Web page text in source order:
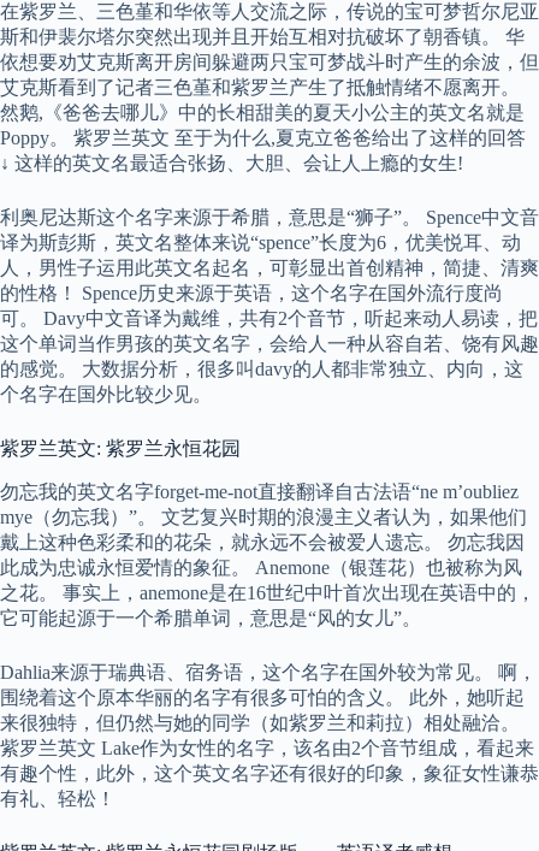
在紫罗兰、三色堇和华依等人交流之际，传说的宝可梦哲尔尼亚
斯和伊裴尔塔尔突然出现并且开始互相对抗破坏了朝香镇。 华
依想要劝艾克斯离开房间躲避两只宝可梦战斗时产生的余波，但
艾克斯看到了记者三色堇和紫罗兰产生了抵触情绪不愿离开。
然鹅,《爸爸去哪儿》中的长相甜美的夏天小公主的英文名就是
Poppy。 紫罗兰英文 至于为什么,夏克立爸爸给出了这样的回答
↓ 这样的英文名最适合张扬、大胆、会让人上瘾的女生!
利奥尼达斯这个名字来源于希腊，意思是“狮子”。 Spence中文音
译为斯彭斯，英文名整体来说“spence”长度为6，优美悦耳、动
人，男性子运用此英文名起名，可彰显出首创精神，简捷、清爽
的性格！ Spence历史来源于英语，这个名字在国外流行度尚
可。 Davy中文音译为戴维，共有2个音节，听起来动人易读，把
这个单词当作男孩的英文名字，会给人一种从容自若、饶有风趣
的感觉。 大数据分析，很多叫davy的人都非常独立、内向，这
个名字在国外比较少见。
紫罗兰英文: 紫罗兰永恒花园
勿忘我的英文名字forget-me-not直接翻译自古法语“ne m’oubliez
mye（勿忘我）”。 文艺复兴时期的浪漫主义者认为，如果他们
戴上这种色彩柔和的花朵，就永远不会被爱人遗忘。 勿忘我因
此成为忠诚永恒爱情的象征。 Anemone（银莲花）也被称为风
之花。 事实上，anemone是在16世纪中叶首次出现在英语中的，
它可能起源于一个希腊单词，意思是“风的女儿”。
Dahlia来源于瑞典语、宿务语，这个名字在国外较为常见。 啊，
围绕着这个原本华丽的名字有很多可怕的含义。 此外，她听起
来很独特，但仍然与她的同学（如紫罗兰和莉拉）相处融洽。
紫罗兰英文 Lake作为女性的名字，该名由2个音节组成，看起来
有趣个性，此外，这个英文名字还有很好的印象，象征女性谦恭
有礼、轻松！